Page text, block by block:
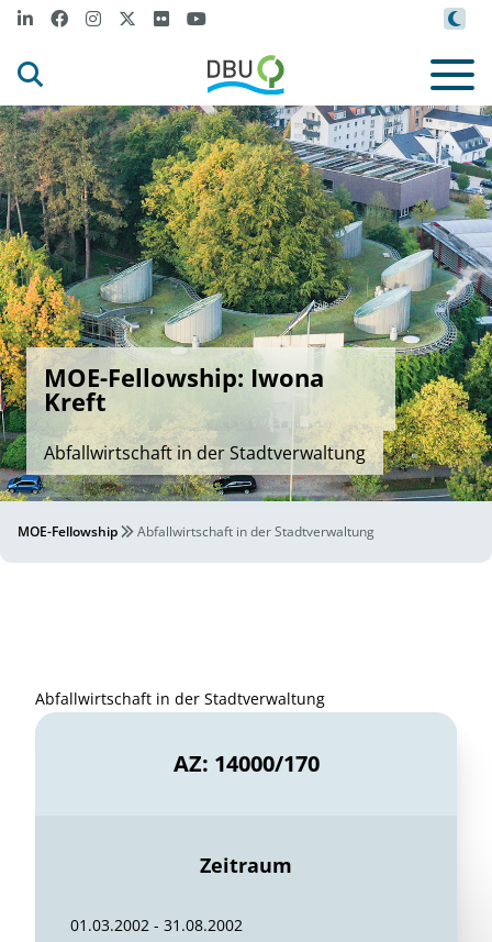
MOE-Fellowship: Iwona
Kreft
Abfallwirtschaft in der Stadtverwaltung
MOE-Fellowship Abfallwirtschaft in der Stadtverwaltung
Abfallwirtschaft in der Stadtverwaltung
AZ: 14000/170
Zeitraum
01.03.2002 - 31.08.2002